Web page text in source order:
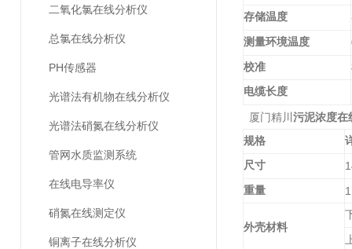
二氧化氯在线分析仪
总氯在线分析仪
PH传感器
光谱法有机物在线分析仪
光谱法硝氮在线分析仪
管网水质监测系统
在线电导率仪
硝氮在线测定仪
铜离子在线分析仪
存储温度
测量环境温度
校准
电缆长度
厦门精川 污泥浓度在
规格
尺寸
重量
外壳材料